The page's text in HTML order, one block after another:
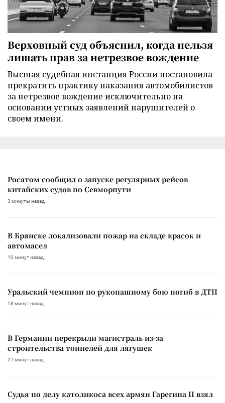
Верховный суд объяснил, когда нельзя
лишать прав за нетрезвое вождение
Высшая судебная инстанция России постановила
прекратить практику наказания автомобилистов
за нетрезвое вождение исключительно на
основании устных заявлений нарушителей о
своем имени.
Росатом сообщил о запуске регулярных рейсов
китайских судов по Севморпути
3 минуты назад
В Брянске локализовали пожар на складе красок и
автомасел
10 минут назад
Уральский чемпион по рукопашному бою погиб в ДТП
18 минут назад
В Германии перекрыли магистраль из-за
строительства тоннелей для лягушек
27 минут назад
Судья по делу католикоса всех армян Гарегина II взял